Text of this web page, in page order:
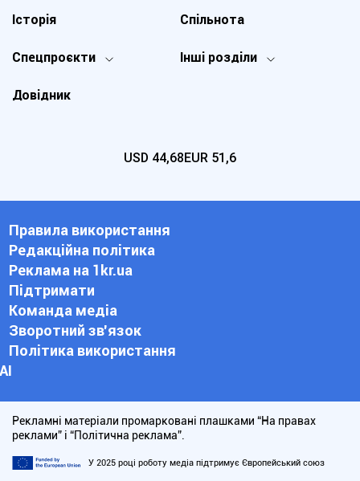
Спецпроєкти Інші розділи
Історія
Довідник
Спільнота
USD 44,68EUR 51,6
Правила використання
Редакційна політика
Реклама на 1kr.ua
Підтримати
Команда медіа
Зворотний зв'язок
Політика використання
АІ
Рекламні матеріали промарковані плашками “На правах
реклами” і “Політична реклама”.
У 2025 році роботу медіа підтримує Європейський союз